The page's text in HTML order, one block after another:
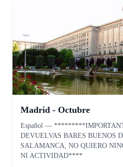
Madrid - Octubre
Español —
DEVUELVAS BARES BUENOS
SALAMANCA, NO QUIERO
NI ACTIVIDAD****